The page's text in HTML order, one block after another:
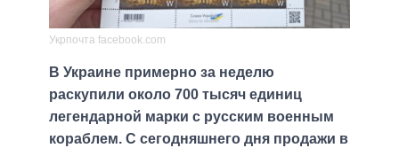
Укрпочта facebook.com
В Украине примерно за неделю
раскупили около 700 тысяч единиц
легендарной марки с русским военным
кораблем. С сегодняшнего дня продажи в